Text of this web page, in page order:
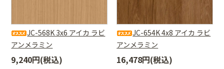
JC-568K 3x6 アイカ ラビ
アンメラミン
9,240円(税込)
JC-654K 4x8 アイカ ラビ
アンメラミン
16,478円(税込)